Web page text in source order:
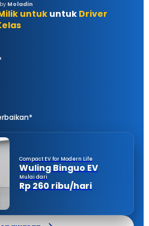
Moladin
untukuntuk Driver
Compact EV for Modern Life
Wuling Binguo EV
Mulai dari
Rp 260 ribu/hari